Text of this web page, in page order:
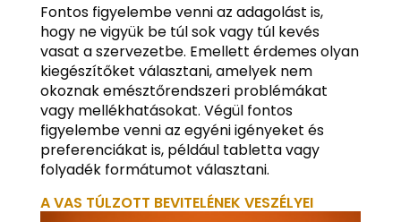
Fontos figyelembe venni az adagolást is,
hogy ne vigyük be túl sok vagy túl kevés
vasat a szervezetbe. Emellett érdemes olyan
kiegészítőket választani, amelyek nem
okoznak emésztőrendszeri problémákat
vagy mellékhatásokat. Végül fontos
figyelembe venni az egyéni igényeket és
preferenciákat is, például tabletta vagy
folyadék formátumot választani.
A VAS TÚLZOTT BEVITELÉNEK VESZÉLYEI